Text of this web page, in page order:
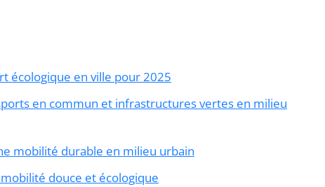
écologique en ville pour 2025
en commun et infrastructures vertes en milieu
mobilité durable en milieu urbain
douce et écologique